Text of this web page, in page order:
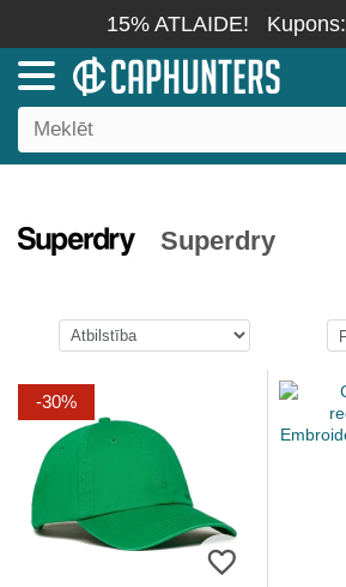
15% ATLAIDE! Kupons:
Superdry
-30%